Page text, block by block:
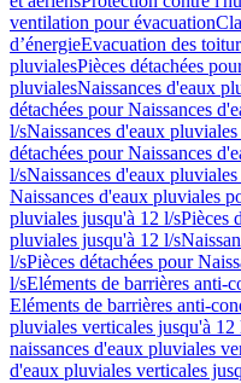
ventilation pour évacuation
d’énergieEvacuation des
pluvialesPièces détachées
pluvialesNaissances d'eaux
détachées pour Naissances
l/sNaissances d'eaux
détachées pour Naissances
l/sNaissances d'eaux
Naissances d'eaux pluviales
pluviales jusqu'à 12 l/sPièces
pluviales jusqu'à 12 l/s
l/sPièces détachées pour
l/sEléments de barrières anti-
Eléments de barrières anti-
pluviales verticales jusqu'à 12
naissances d'eaux pluviales
d'eaux pluviales verticales